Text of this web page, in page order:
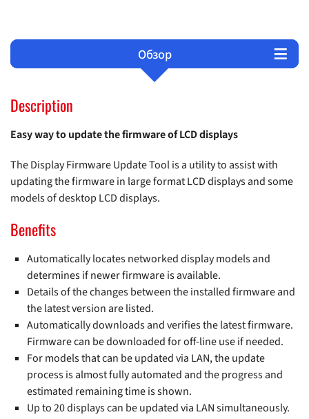
Обзор
Техническая поддержка
Продукты
Description
Easy way to update the firmware of LCD displays
The Display Firmware Update Tool is a utility to assist with
updating the firmware in large format LCD displays and some
models of desktop LCD displays.
Benefits
Automatically locates networked display models and
determines if newer firmware is available.
Details of the changes between the installed firmware and
the latest version are listed.
Automatically downloads and verifies the latest firmware.
Firmware can be downloaded for off-line use if needed.
For models that can be updated via LAN, the update
process is almost fully automated and the progress and
estimated remaining time is shown.
Up to 20 displays can be updated via LAN simultaneously.